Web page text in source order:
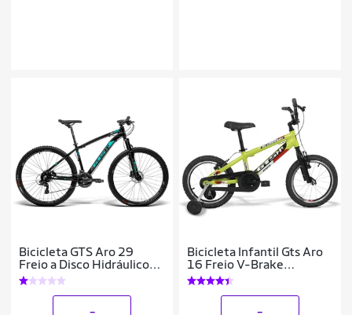
Bicicleta GTS Aro 29
Freio a Disco Hidráulico
Cubo K7 24 Marchas e
Amortecedor | GTS M1
Ride New 202
Bicicleta Infantil Gts Aro
16 Freio V-Brake
Advanced Kids Pro